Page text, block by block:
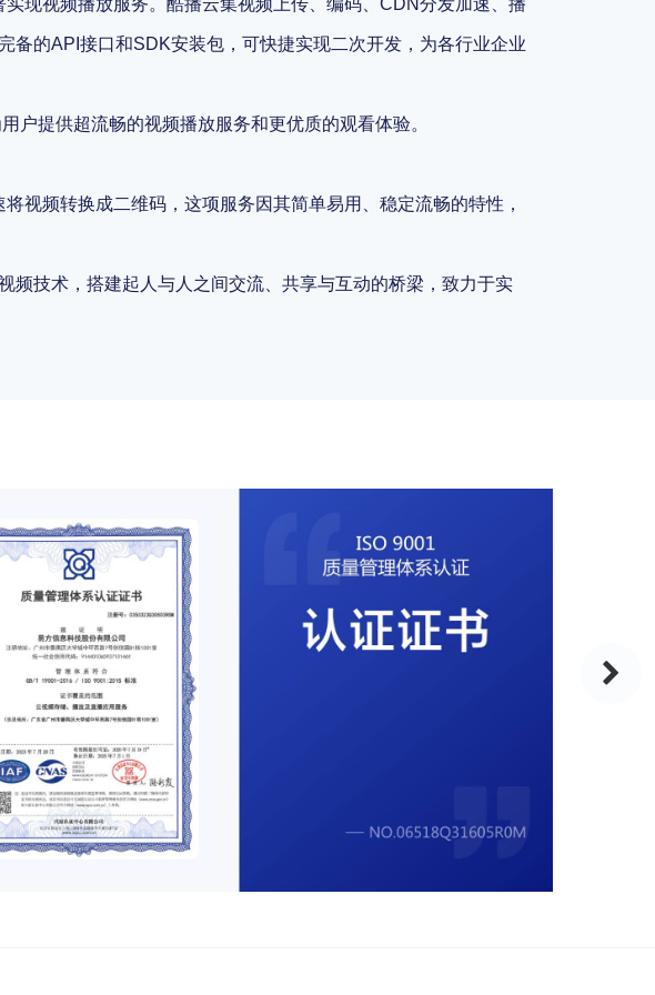
现视频播放服务。酷播云集视频上传、编码、CDN分发加速、播
备的API接口和SDK安装包，可快捷实现二次开发，为各行业企业
户提供超流畅的视频播放服务和更优质的观看体验。
视频转换成二维码，这项服务因其简单易用、稳定流畅的特性，
频技术，搭建起人与人之间交流、共享与互动的桥梁，致力于实